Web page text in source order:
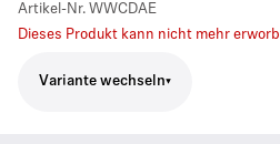
Artikel-Nr. WWCDAE
Dieses Produkt kann nicht mehr
Variante wechseln